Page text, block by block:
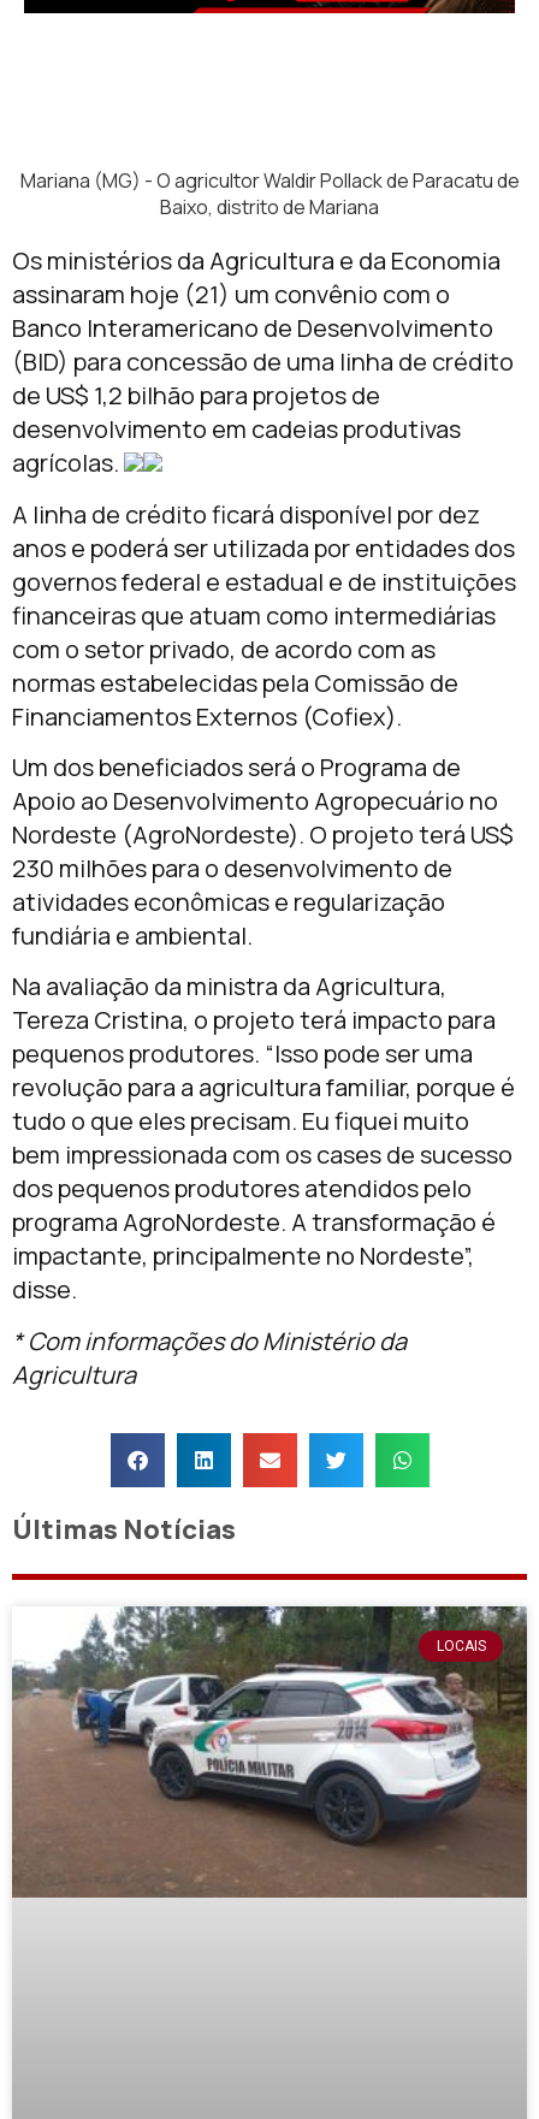
Mariana (MG) - O agricultor Waldir Pollack de Paracatu de
Baixo, distrito de Mariana
Os ministérios da Agricultura e da Economia
assinaram hoje (21) um convênio com o
Banco Interamericano de Desenvolvimento
(BID) para concessão de uma linha de crédito
de US$ 1,2 bilhão para projetos de
desenvolvimento em cadeias produtivas
agrícolas.
A linha de crédito ficará disponível por dez
anos e poderá ser utilizada por entidades dos
governos federal e estadual e de instituições
financeiras que atuam como intermediárias
com o setor privado, de acordo com as
normas estabelecidas pela Comissão de
Financiamentos Externos (Cofiex).
Um dos beneficiados será o Programa de
Apoio ao Desenvolvimento Agropecuário no
Nordeste (AgroNordeste). O projeto terá US$
230 milhões para o desenvolvimento de
atividades econômicas e regularização
fundiária e ambiental.
Na avaliação da ministra da Agricultura,
Tereza Cristina, o projeto terá impacto para
pequenos produtores. “Isso pode ser uma
revolução para a agricultura familiar, porque é
tudo o que eles precisam. Eu fiquei muito
bem impressionada com os cases de sucesso
dos pequenos produtores atendidos pelo
programa AgroNordeste. A transformação é
impactante, principalmente no Nordeste”,
disse.
* Com informações do Ministério da
Agricultura
Últimas Notícias
LOCAIS